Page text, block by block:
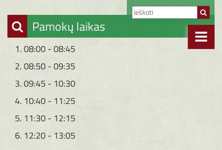
Pamokų laikas
1. 08:00 - 08:45
2. 08:50 - 09:35
3. 09:45 - 10:30
4. 10:40 - 11:25
5. 11:30 - 12:15
6. 12:20 - 13:05